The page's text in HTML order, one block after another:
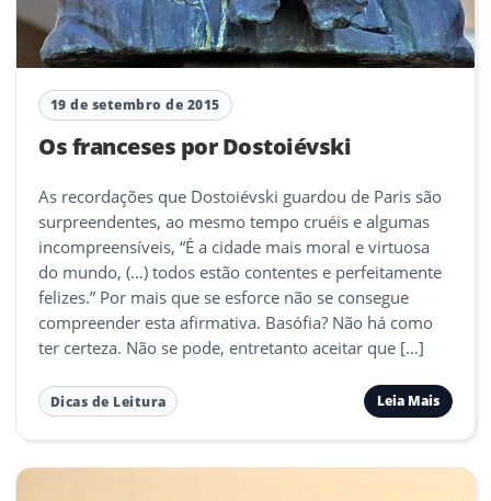
19 de setembro de 2015
Os franceses por Dostoiévski
As recordações que Dostoiévski guardou de Paris são
surpreendentes, ao mesmo tempo cruéis e algumas
incompreensíveis, “É a cidade mais moral e virtuosa
do mundo, (…) todos estão contentes e perfeitamente
felizes.” Por mais que se esforce não se consegue
compreender esta afirmativa. Basófia? Não há como
ter certeza. Não se pode, entretanto aceitar que […]
Dicas de Leitura Leia Mais